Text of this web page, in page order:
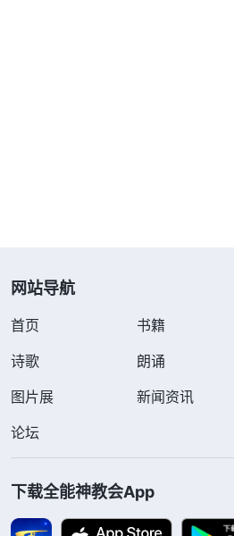
意，感到特别亏欠神，就下决
地退了，我心里很感谢神。
多火腿、狗肉、鸡腿等，最后
没钱，他恶狠狠地说：“没钱就
就让我洗床单、衣服、袜子，
他们洗袜子。在看守所里，我
当我忍受不了痛苦时，就想到
网站导航
首页 书籍
诗歌
朗诵
图片展
新闻资讯
论坛
下载全能神教会App